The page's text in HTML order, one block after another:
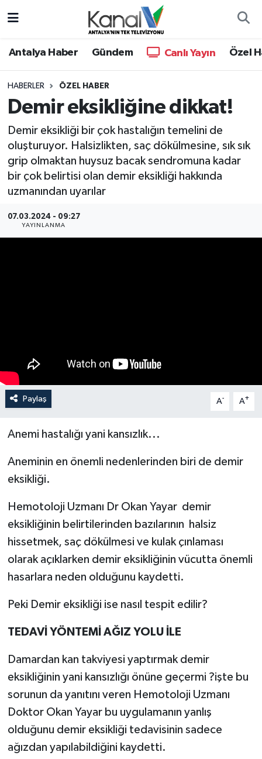
Antalya Haber Gündem Canlı Yayın Özel
HABERLER ÖZEL HABER
Demir eksikliğine dikkat!
Demir eksikliği bir çok hastalığın temelini de
oluşturuyor. Halsizlikten, saç dökülmesine, sık sık
grip olmaktan huysuz bacak sendromuna kadar
bir çok belirtisi olan demir eksikliği hakkında
uzmanından uyarılar
07.03.2024 - 09:27
YAYINLANMA
Paylaş A- A+
Anemi hastalığı yani kansızlık...
Aneminin en önemli nedenlerinden biri de demir
eksikliği.
Hemotoloji Uzmanı Dr Okan Yayar demir
eksikliğinin belirtilerinden bazılarının halsiz
hissetmek, saç dökülmesi ve kulak çınlaması
olarak açıklarken demir eksikliğinin vücutta önemli
hasarlara neden olduğunu kaydetti.
Peki Demir eksikliği ise nasıl tespit edilir?
TEDAVİ YÖNTEMİ AĞIZ YOLU İLE
Damardan kan takviyesi yaptırmak demir
eksikliğinin yani kansızlığı önüne geçermi ?işte bu
sorunun da yanıtını veren Hemotoloji Uzmanı
Doktor Okan Yayar bu uygulamanın yanlış
olduğunu demir eksikliği tedavisinin sadece
ağızdan yapılabildiğini kaydetti.
Antalya Haber
Dünya
Eğitim
Ekonomi
Gündem
Günün Manşetleri
Magazin
Öğle Bülteni
Sağlık
Siyaset
Spor
Televizyon
Turizm
Hava Durumu
Trafik Durumu
Süper Lig Puan Durumu ve Fikstür
Tüm Manşetler
Son Dakika Haberleri
Haber Arşivi